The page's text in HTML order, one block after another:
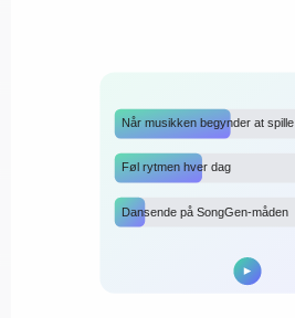
Når musikken begynder at spille
Føl rytmen hver dag
Dansende på SongGen-måden